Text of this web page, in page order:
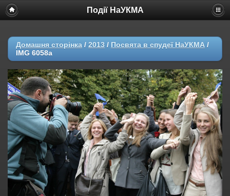
Події НаУКМА
Домашня сторінка / 2013 / Посвята в спудеї НаУКМА /
IMG 6058a